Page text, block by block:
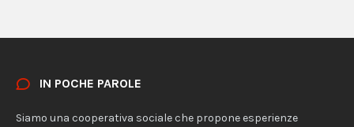
IN POCHE PAROLE
Siamo una cooperativa sociale che propone esperienze